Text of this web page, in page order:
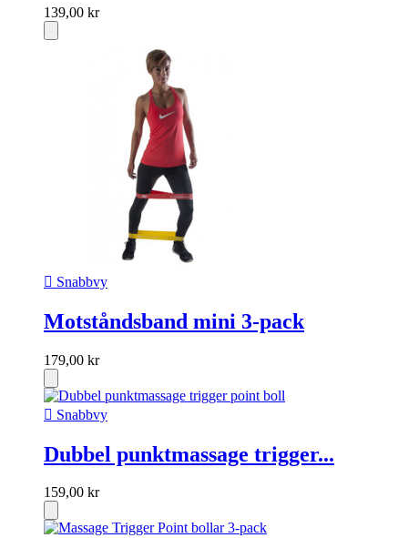
139,00 kr
 Snabbvy
Motståndsband mini 3-pack
179,00 kr
 Snabbvy
Dubbel punktmassage trigger...
159,00 kr